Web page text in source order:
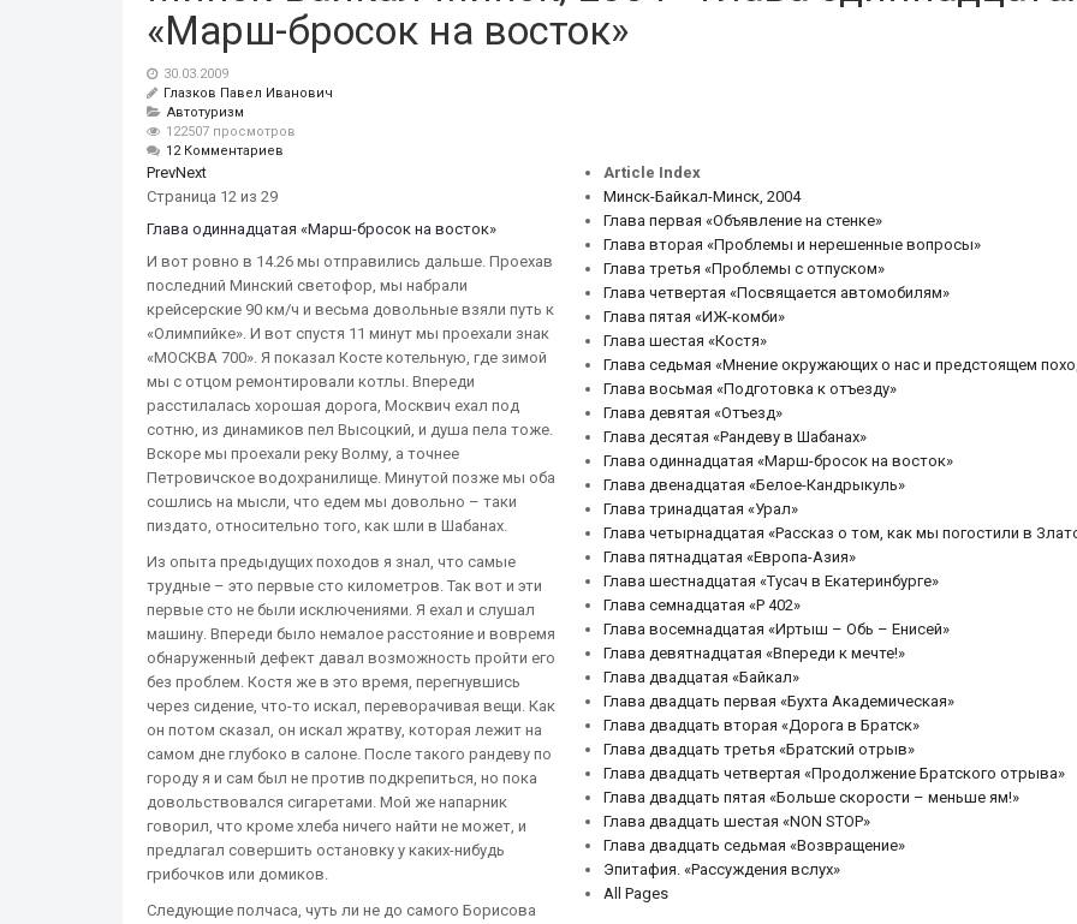
«Марш-бросок на восток»
30.03.2009
Глазков Павел Иванович
Автотуризм
122507 просмотров
12 Комментариев
Article Index
Минск-Байкал-Минск, 2004
Глава первая «Объявление на стенке»
Глава вторая «Проблемы и нерешенные вопросы»
Глава третья «Проблемы с отпуском»
Глава четвертая «Посвящается автомобилям»
Глава пятая «ИЖ-комби»
Глава шестая «Костя»
Глава седьмая «Мнение окружающих о нас и предстоящем
Глава восьмая «Подготовка к отъезду»
Глава девятая «Отъезд»
Глава десятая «Рандеву в Шабанах»
Глава одиннадцатая «Марш-бросок на восток»
Глава двенадцатая «Белое-Кандрыкуль»
Глава тринадцатая «Урал»
Глава четырнадцатая «Рассказ о том, как мы погостили в
Глава пятнадцатая «Европа-Азия»
Глава шестнадцатая «Тусач в Екатеринбурге»
Глава семнадцатая «Р 402»
Глава восемнадцатая «Иртыш – Обь – Енисей»
Глава девятнадцатая «Впереди к мечте!»
Глава двадцатая «Байкал»
Глава двадцать первая «Бухта Академическая»
Глава двадцать вторая «Дорога в Братск»
Глава двадцать третья «Братский отрыв»
Глава двадцать четвертая «Продолжение Братского отрыва»
Глава двадцать пятая «Больше скорости – меньше ям!»
Глава двадцать шестая «NON STOP»
Глава двадцать седьмая «Возвращение»
Эпитафия. «Рассуждения вслух»
All Pages
PrevNext
Страница 12 из 29
Глава одиннадцатая «Марш-бросок на восток»
И вот ровно в 14.26 мы отправились дальше. Проехав
последний Минский светофор, мы набрали
крейсерские 90 км/ч и весьма довольные взяли путь к
«Олимпийке». И вот спустя 11 минут мы проехали знак
«МОСКВА 700». Я показал Косте котельную, где зимой
мы с отцом ремонтировали котлы. Впереди
расстилалась хорошая дорога, Москвич ехал под
сотню, из динамиков пел Высоцкий, и душа пела тоже.
Вскоре мы проехали реку Волму, а точнее
Петровичское водохранилище. Минутой позже мы оба
сошлись на мысли, что едем мы довольно – таки
пиздато, относительно того, как шли в Шабанах.
Из опыта предыдущих походов я знал, что самые
трудные – это первые сто километров. Так вот и эти
первые сто не были исключениями. Я ехал и слушал
машину. Впереди было немалое расстояние и вовремя
обнаруженный дефект давал возможность пройти его
без проблем. Костя же в это время, перегнувшись
через сидение, что-то искал, переворачивая вещи. Как
он потом сказал, он искал жратву, которая лежит на
самом дне глубоко в салоне. После такого рандеву по
городу я и сам был не против подкрепиться, но пока
довольствовался сигаретами. Мой же напарник
говорил, что кроме хлеба ничего найти не может, и
предлагал совершить остановку у каких-нибудь
грибочков или домиков.
Следующие полчаса, чуть ли не до самого Борисова